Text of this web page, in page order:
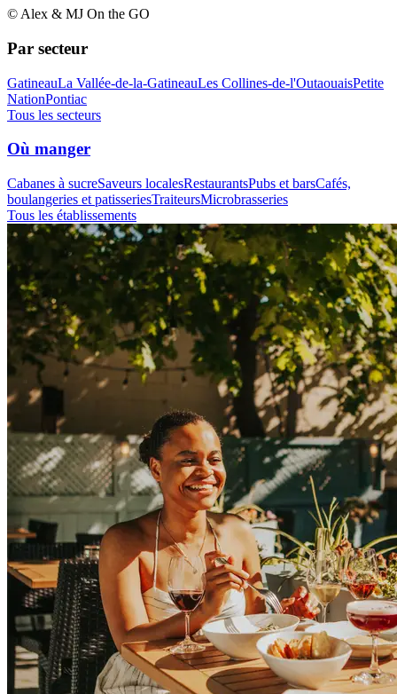
© Alex & MJ On the GO
Par secteur
GatineauLa Vallée-de-la-GatineauLes Collines-de-l'OutaouaisPetite
NationPontiac
Tous les secteurs
Où manger
Cabanes à sucreSaveurs localesRestaurantsPubs et barsCafés,
boulangeries et patisseriesTraiteursMicrobrasseries
Tous les établissements